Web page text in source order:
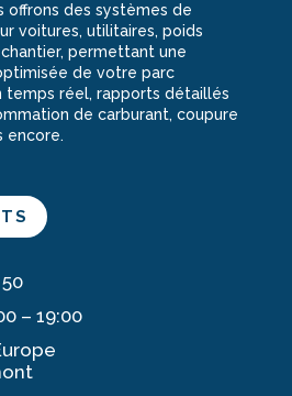
offrons des systèmes de
voitures, utilitaires, poids
permettant une
de votre parc
temps réel, rapports détaillés
de carburant, coupure
encore.
– 19:00